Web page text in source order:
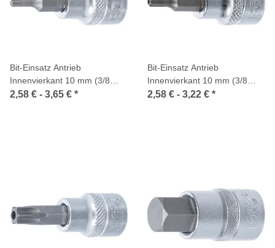
Bit-Einsatz Antrieb
Innenvierkant 10 mm (3/8
Zoll) T-Profil (für Torx)
2,58 € - 3,65 € *
Bit-Einsatz Antrieb
Innenvierkant 10 mm (3/8
Zoll) T-Profil (für Torx) mit
2,58 € - 3,22 € *